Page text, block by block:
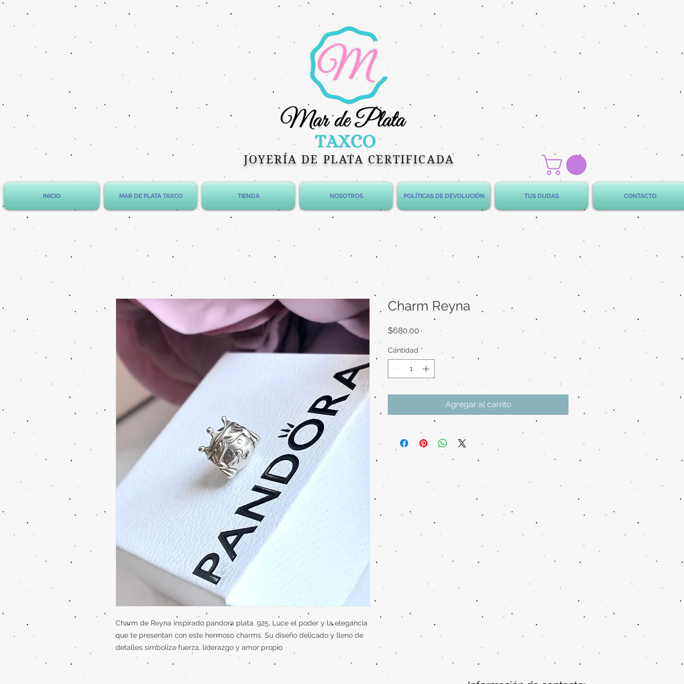
JOYERÍA DE PLATA CERTIFICADA
INICIO MAR DE PLATA TAXCO TIENDA NOSOTROS POLÍTICAS DE DEVOLUCIÓN TUS DUDAS CONTACTO
Charm de Reyna inspirado pandora plata .925, Luce el poder y la elegancia
que te presentan con este hermoso charms. Su diseño delicado y lleno de
detalles simboliza fuerza, liderazgo y amor propio
Charm Reyna
$680.00Precio
Cantidad *
Agregar al carrito